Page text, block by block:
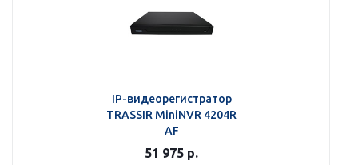
IP-видеорегистратор
TRASSIR MiniNVR 4204R
AF
51 975 р.